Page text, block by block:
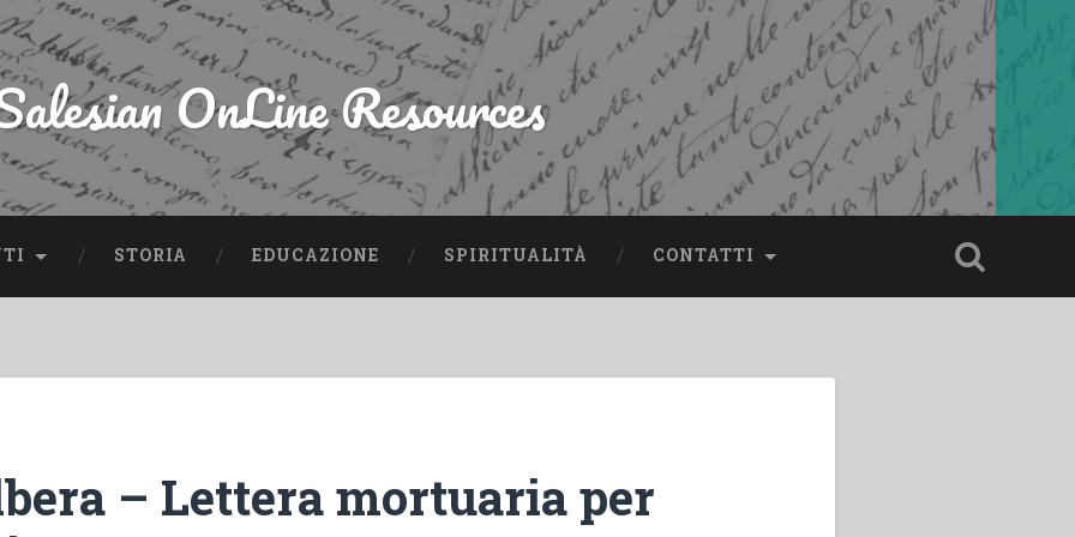
OnLine Resources
STORIA EDUCAZIONE SPIRITUALITÀ CONTATTI
– Lettera mortuaria per